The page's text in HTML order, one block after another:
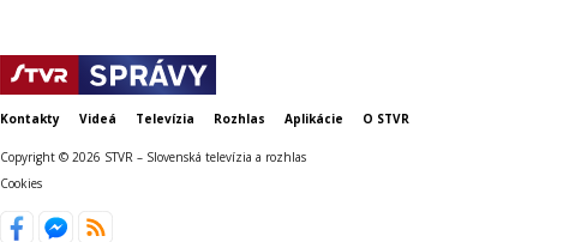
Kontakty Videá Televízia Rozhlas Aplikácie O STVR
Copyright © 2026 STVR – Slovenská televízia a rozhlas
Cookies